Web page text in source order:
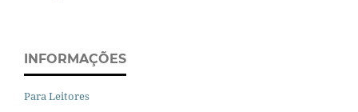
INFORMAÇÕES
Para Leitores